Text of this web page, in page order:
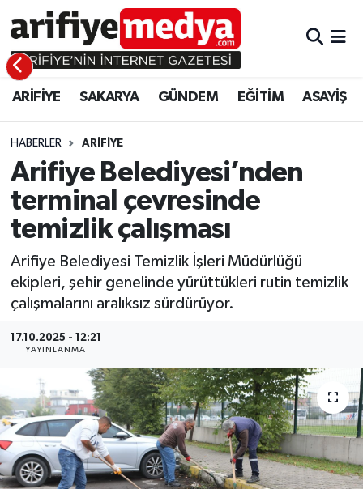
ARİFİYE SAKARYA GÜNDEM EĞİTİM ASAYİŞ
HABERLER ARİFİYE
Arifiye Belediyesi’nden
terminal çevresinde
temizlik çalışması
Arifiye Belediyesi Temizlik İşleri Müdürlüğü
ekipleri, şehir genelinde yürüttükleri rutin temizlik
çalışmalarını aralıksız sürdürüyor.
17.10.2025 - 12:21
YAYINLANMA
ARİFİYE
SAKARYA
GÜNDEM
EĞİTİM
ASAYİŞ
EKONOMİ
ARİFİYE
GÜNDEM
EĞİTİM
EKONOMİ
ASAYİŞ
Sakarya Hava Durumu
Sakarya Namaz Vakitleri
Sakarya Trafik Yoğunluk Haritası
Süper Lig Puan Durumu ve Fikstür
Tüm Manşetler
Son Dakika Haberleri
Haber Arşivi